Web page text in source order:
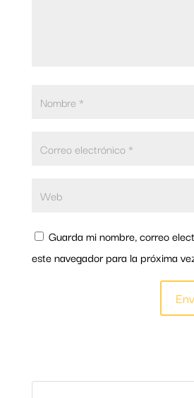
Guarda mi nombre, correo
este navegador para la próxima